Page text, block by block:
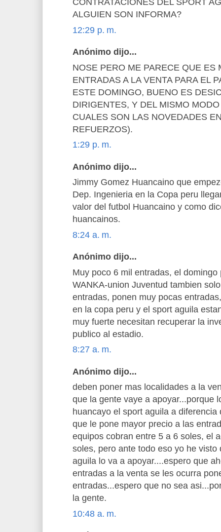
CONTRATACIONES DEL SPORT
ALGUIEN SON INFORMA?
12:29 p. m.
Anónimo dijo...
NOSE PERO ME PARECE QUE ES
ENTRADAS A LA VENTA PARA EL
ESTE DOMINGO, BUENO ES
DIRIGENTES, Y DEL MISMO
CUALES SON LAS NOVEDADES
REFUERZOS).
1:29 p. m.
Anónimo dijo...
Jimmy Gomez Huancaino que
Dep. Ingenieria en la Copa peru
valor del futbol Huancaino y como
huancainos.
8:24 a. m.
Anónimo dijo...
Muy poco 6 mil entradas, el
WANKA-union Juventud tambien
entradas, ponen muy pocas
en la copa peru y el sport aguila
muy fuerte necesitan recuperar la
publico al estadio.
8:27 a. m.
Anónimo dijo...
deben poner mas localidades a la
que la gente vaye a apoyar...porque
huancayo el sport aguila a
que le pone mayor precio a las
equipos cobran entre 5 a 6 soles, el
soles, pero ante todo eso yo he visto
aguila lo va a apoyar....espero que
entradas a la venta se les ocurra
entradas...espero que no sea
la gente.
10:48 a. m.